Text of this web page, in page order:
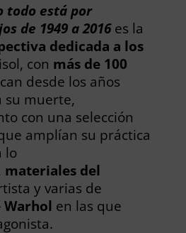
todo está por
de 1949 a 2016es la
dedicada a los
con más de 100
desde los años
su muerte,
con una selección
amplían su práctica
lo
materiales del
y varias de
Warhol en las que